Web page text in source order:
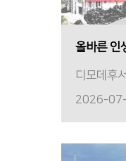
올바른 인
디모데후
2026-